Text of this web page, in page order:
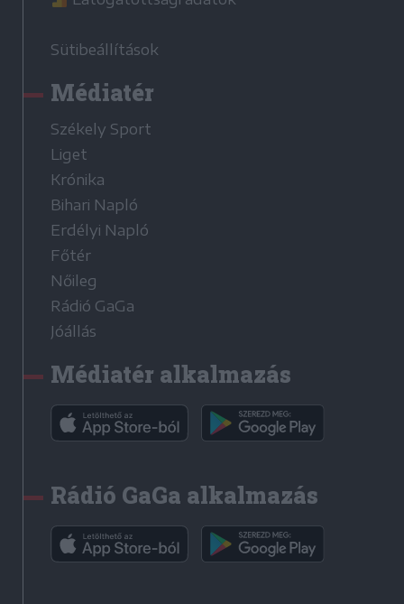
Sütibeállítások
Médiatér
Székely Sport
Liget
Krónika
Bihari Napló
Erdélyi Napló
Főtér
Nőileg
Rádió GaGa
Jóállás
Médiatér alkalmazás
Rádió GaGa alkalmazás